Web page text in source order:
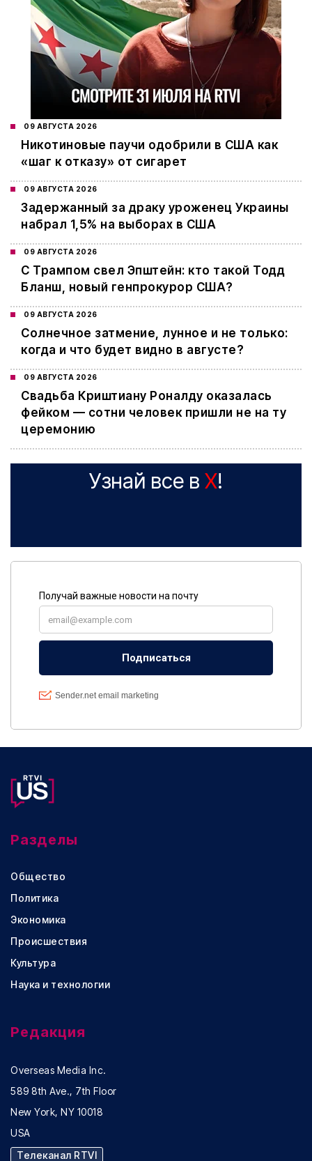
09 АВГУСТА 2026
Никотиновые паучи одобрили в США как
«шаг к отказу» от сигарет
09 АВГУСТА 2026
Задержанный за драку уроженец Украины
набрал 1,5% на выборах в США
09 АВГУСТА 2026
С Трампом свел Эпштейн: кто такой Тодд
Бланш, новый генпрокурор США?
09 АВГУСТА 2026
Cолнечное затмение, лунное и не только:
когда и что будет видно в августе?
09 АВГУСТА 2026
Свадьба Криштиану Роналду оказалась
фейком — сотни человек пришли не на ту
церемонию
Узнай все в X!
Разделы
Общество
Политика
Экономика
Происшествия
Культура
Наука и технологии
Редакция
Overseas Media Inc.
589 8th Ave., 7th Floor
New York, NY 10018
USA
Телеканал RTVI